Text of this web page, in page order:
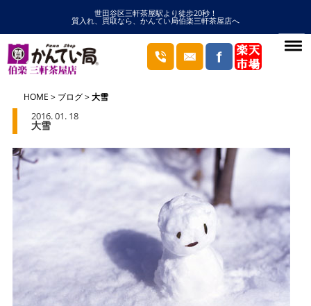
世田谷区三軒茶屋駅より徒歩20秒！
質入れ、買取なら、かんてい局伯楽三軒茶屋店へ
HOME ブログ 大雪
2016. 01. 18
大雪